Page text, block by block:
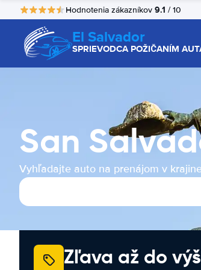
Hodnotenia zákazníkov 9.1 / 10
El Salvador
SPRIEVODCA POŽIČANÍM
San
Vyhľadajte auto na prenájom v
Zľava až do